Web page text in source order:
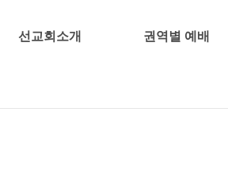
선교회소개 권역별 예배